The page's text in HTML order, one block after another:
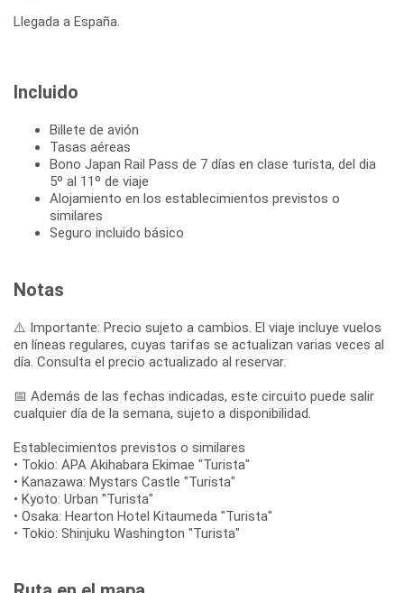
Llegada a España.
Incluido
Billete de avión
Tasas aéreas
Bono Japan Rail Pass de 7 días en clase turista, del dia
5º al 11º de viaje
Alojamiento en los establecimientos previstos o
similares
Seguro incluido básico
Notas
⚠️ Importante: Precio sujeto a cambios. El viaje incluye vuelos
en líneas regulares, cuyas tarifas se actualizan varias veces al
día. Consulta el precio actualizado al reservar.
📅 Además de las fechas indicadas, este circuito puede salir
cualquier día de la semana, sujeto a disponibilidad.
Establecimientos previstos o similares
• Tokio: APA Akihabara Ekimae "Turista"
• Kanazawa: Mystars Castle "Turista"
• Kyoto: Urban "Turista"
• Osaka: Hearton Hotel Kitaumeda "Turista"
• Tokio: Shinjuku Washington "Turista"